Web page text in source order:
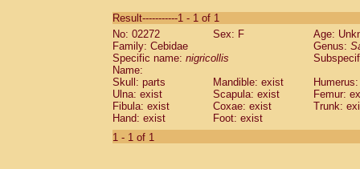
CebidaeSaguinus labiatus(0)
Cebidae Saguinus leucopus (0)
Cebidae
CebidaeSaguinus mystax
Cebidae Saguinus nigricollis (1)
Cebidae Saguinus oedipus
Cebidae Saguinus weddelli
Cebidae Saguinusspp.
Cebidae
Result-----------1 - 1 of 1
No: 02272
Sex: F
Age:
Family: Cebidae
Genus:
Specific name: nigricollis
Name:
Skull: parts
Mandible: exist
Ulna: exist
Scapula: exist
Femur:
Fibula: exist
Coxae: exist
Trunk:
Hand: exist
Foot: exist
1 - 1 of 1